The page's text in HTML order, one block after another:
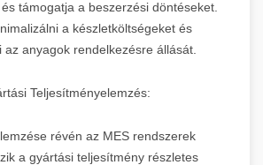
támogatja a beszerzési döntéseket.
a készletköltségeket és
az anyagok rendelkezésre állását.
Teljesítményelemzés:
révén az MES rendszerek
a gyártási teljesítmény részletes